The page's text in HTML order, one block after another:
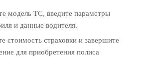
модель ТС, введите параметры
и данные водителя.
стоимость страховки и завершите
для приобретения полиса